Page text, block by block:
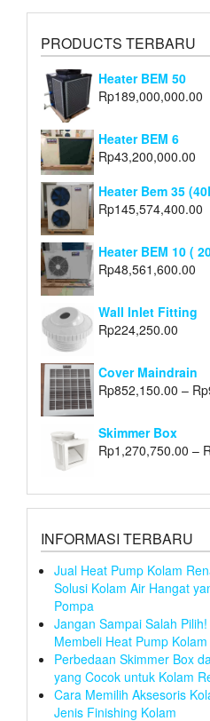
PRODUCTS TERBARU
Heater BEM 50
Rp189,000,000.00
Heater BEM 6
Rp43,200,000.00
Heater Bem 35
Rp145,574,400.00
Heater BEM 10 (
Rp48,561,600.00
Wall Inlet Fitting
Rp224,250.00
Cover Maindrain
Rp852,150.00 – Rp
Skimmer Box
Rp1,270,750.00 –
INFORMASI TERBARU
Jual Heat Pump Kolam
Solusi Kolam Air Hangat
Pompa
Jangan Sampai Salah
Membeli Heat Pump
Perbedaan Skimmer Box
yang Cocok untuk Kolam
Cara Memilih Aksesoris
Jenis Finishing Kolam